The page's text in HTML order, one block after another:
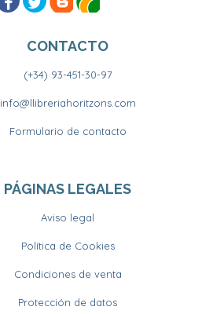
CONTACTO
(+34) 93-451-30-97
info@llibreriahoritzons.com
Formulario de contacto
PÁGINAS LEGALES
Aviso legal
Política de Cookies
Condiciones de venta
Protección de datos